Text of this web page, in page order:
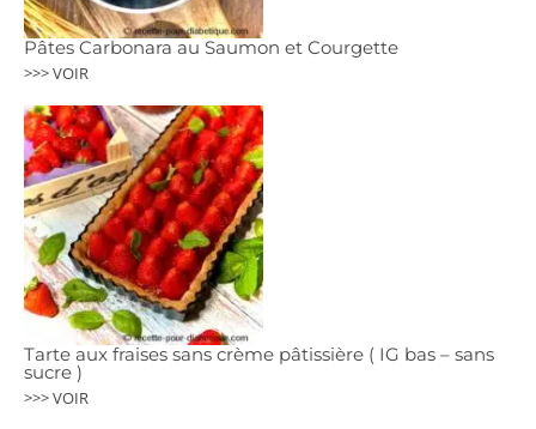
Pâtes Carbonara au Saumon et Courgette
>>> VOIR
Tarte aux fraises sans crème pâtissière ( IG bas – sans
sucre )
>>> VOIR